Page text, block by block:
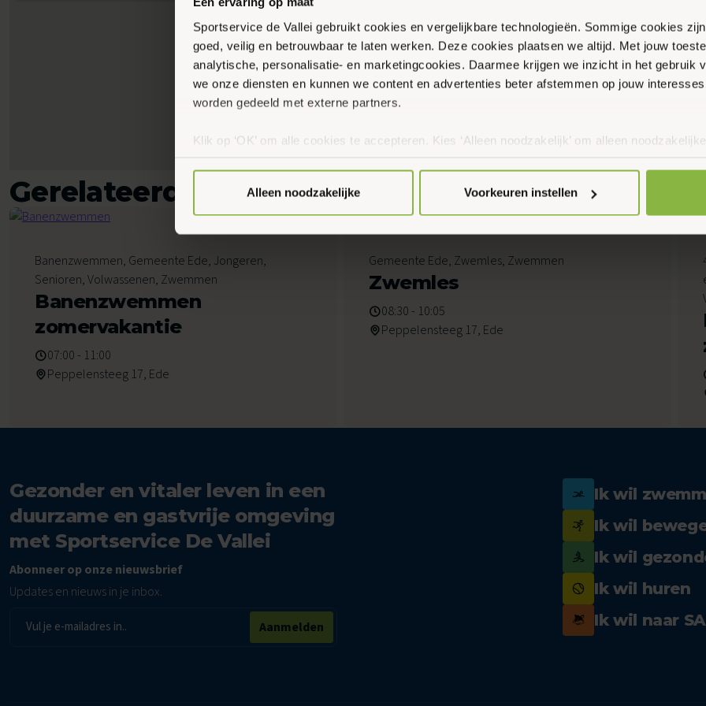
Sportservice de Vallei gebruikt cookies en vergelijkbare technologieën. Sommige cookies
goed, veilig en betrouwbaar te laten werken. Deze cookies plaatsen we altijd. Met jouw
analytische, personalisatie- en marketingcookies. Daarmee krijgen we inzicht in het gebruik
we onze diensten en kunnen we content en advertenties beter afstemmen op jouw
worden gedeeld met externe partners.
Klik op ‘OK’ om alle cookies te accepteren. Kies ‘Alleen noodzakelijk’ om alleen
Alleen noodzakelijke
Voorkeuren instellen
Gerelateerde activiteiten
Augustus 2026
Banenzwemmen, Gemeente Ede, Jongeren,
Senioren, Volwassenen, Zwemmen
Banenzwemmen
zomervakantie
07:00 - 11:00
Peppelensteeg 17, Ede
Augustus 2026
Gemeente Ede, Zwemles, Zwemmen
Zwemles
08:30 - 10:05
Peppelensteeg 17, Ede
Gezonder en vitaler leven in een
duurzame en gastvrije omgeving
met Sportservice De Vallei
Abonneer op onze nieuwsbrief
Updates en nieuws in je inbox.
E-
mailadres
Aanmelden
Ik wil
Ik wil
Ik wil
Ik wil huren
Ik wil naar